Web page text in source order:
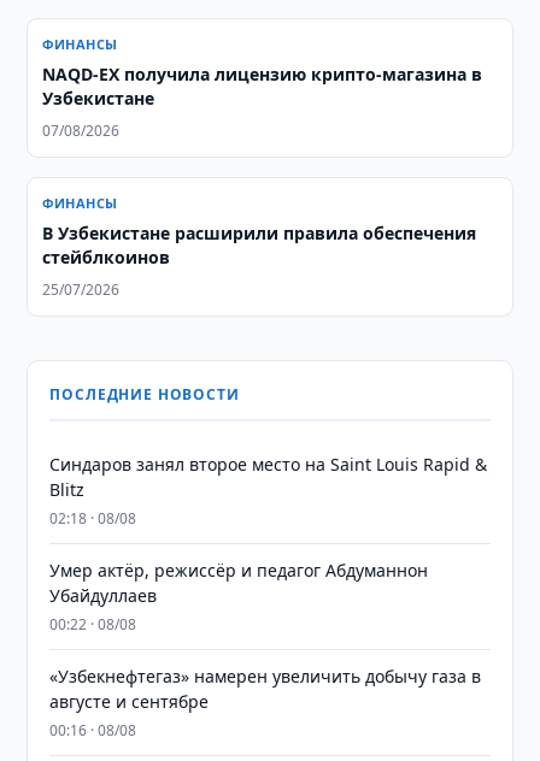
ФИНАНСЫ
NAQD-EX получила лицензию крипто-магазина в
Узбекистане
07/08/2026
ФИНАНСЫ
В Узбекистане расширили правила обеспечения
стейблкоинов
25/07/2026
ПОСЛЕДНИЕ НОВОСТИ
Синдаров занял второе место на Saint Louis Rapid &
Blitz
02:18 · 08/08
Умер актёр, режиссёр и педагог Абдуманнон
Убайдуллаев
00:22 · 08/08
«Узбекнефтегаз» намерен увеличить добычу газа в
августе и сентябре
00:16 · 08/08